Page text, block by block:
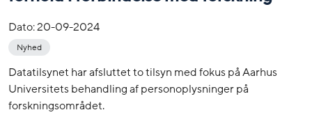
Dato:20-09-2024
Nyhed
Datatilsynet har afsluttet to tilsyn med fokus på Aarhus
Universitets behandling af personoplysninger på
forskningsområdet.